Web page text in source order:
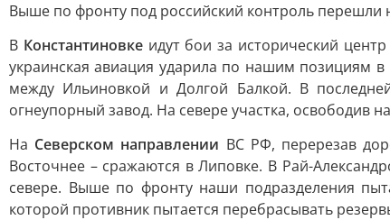
Выше по фронту под российский контроль перешли
В Константиновкеидут бои за исторический
украинская авиация ударила по нашим позициям
между Ильиновкой и Долгой Балкой. В
огнеупорный завод. На севере участка, освободив
На Северском направлении ВС РФ, перерезав
Восточнее – сражаются в Липовке. В Рай-
севере. Выше по фронту наши подразделения
которой противник пытается перебрасывать